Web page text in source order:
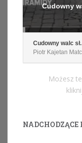
Cudowny
Cudowny walc
Piotr Kajetan
Możesz
NADCHODZĄCE